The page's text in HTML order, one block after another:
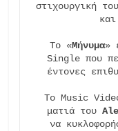
στιχουργική
Το «Μήνυμα»
Single που
έντονες
Το Music
ματιά του
να